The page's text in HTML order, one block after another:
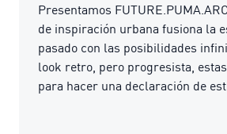
Presentamos
de inspiración urbana fusiona la
pasado con las posibilidades
look retro, pero progresista,
para hacer una declaración de